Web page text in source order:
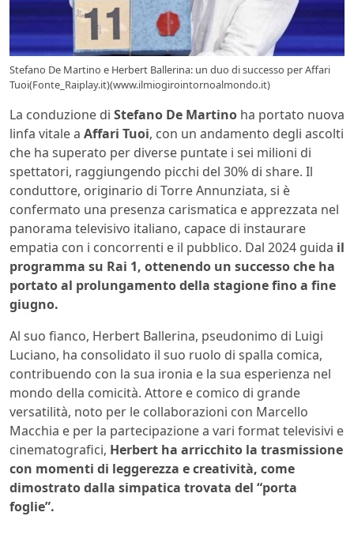
Stefano De Martino e Herbert Ballerina: un duo di successo per Affari
Tuoi(Fonte_Raiplay.it)(www.ilmiogirointornoalmondo.it)
La conduzione di Stefano De Martino ha portato nuova
linfa vitale a Affari Tuoi, con un andamento degli ascolti
che ha superato per diverse puntate i sei milioni di
spettatori, raggiungendo picchi del 30% di share. Il
conduttore, originario di Torre Annunziata, si è
confermato una presenza carismatica e apprezzata nel
panorama televisivo italiano, capace di instaurare
empatia con i concorrenti e il pubblico. Dal 2024 guida il
programma su Rai 1, ottenendo un successo che ha
portato al prolungamento della stagione fino a fine
giugno.
Al suo fianco, Herbert Ballerina, pseudonimo di Luigi
Luciano, ha consolidato il suo ruolo di spalla comica,
contribuendo con la sua ironia e la sua esperienza nel
mondo della comicità. Attore e comico di grande
versatilità, noto per le collaborazioni con Marcello
Macchia e per la partecipazione a vari format televisivi e
cinematografici, Herbert ha arricchito la trasmissione
con momenti di leggerezza e creatività, come
dimostrato dalla simpatica trovata del “porta
foglie”.